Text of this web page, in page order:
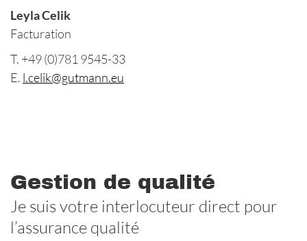
Leyla Celik
Facturation
T. +49 (0)781 9545-33
E. l.celik@gutmann.eu
Gestion de qualité
Je suis votre interlocuteur direct pour
l’assurance qualité